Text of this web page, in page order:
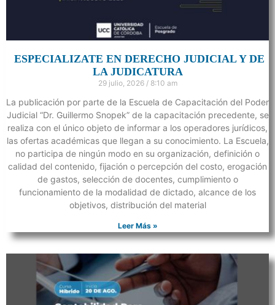
ESPECIALIZATE EN DERECHO JUDICIAL Y DE
LA JUDICATURA
29 julio, 2026 8:10 am
La publicación por parte de la Escuela de Capacitación del Poder
Judicial “Dr. Guillermo Snopek” de la capacitación precedente, se
realiza con el único objeto de informar a los operadores jurídicos,
las ofertas académicas que llegan a su conocimiento. La Escuela,
no participa de ningún modo en su organización, definición o
calidad del contenido, fijación o percepción del costo, erogación
de gastos, selección de docentes, cumplimiento o
funcionamiento de la modalidad de dictado, alcance de los
objetivos, distribución del material
Leer Más »